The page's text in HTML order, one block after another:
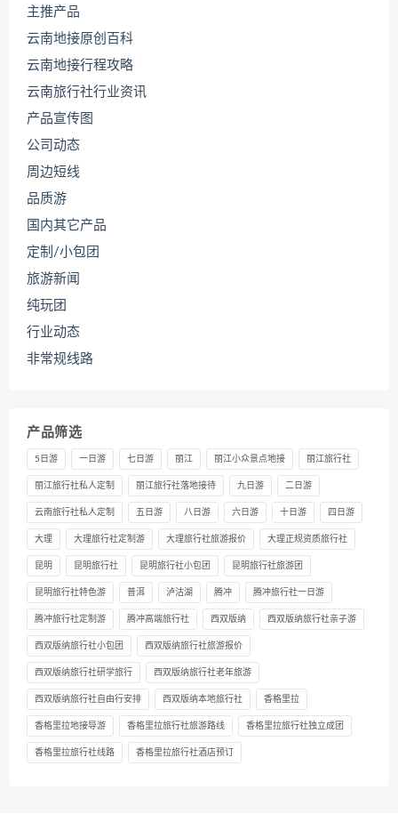
主推产品
云南地接原创百科
云南地接行程攻略
云南旅行社行业资讯
产品宣传图
公司动态
周边短线
品质游
国内其它产品
定制/小包团
旅游新闻
纯玩团
行业动态
非常规线路
产品筛选
5日游 一日游 七日游 丽江 丽江小众景点地接 丽江旅行社
丽江旅行社私人定制 丽江旅行社落地接待 九日游 二日游
云南旅行社私人定制 五日游 八日游 六日游 十日游 四日游
大理 大理旅行社定制游 大理旅行社旅游报价 大理正规资质旅行社
昆明 昆明旅行社 昆明旅行社小包团 昆明旅行社旅游团
昆明旅行社特色游 普洱 泸沽湖 腾冲 腾冲旅行社一日游
腾冲旅行社定制游 腾冲高端旅行社 西双版纳 西双版纳旅行社亲子游
西双版纳旅行社小包团 西双版纳旅行社旅游报价
西双版纳旅行社研学旅行 西双版纳旅行社老年旅游
西双版纳旅行社自由行安排 西双版纳本地旅行社 香格里拉
香格里拉地接导游 香格里拉旅行社旅游路线 香格里拉旅行社独立成团
香格里拉旅行社线路 香格里拉旅行社酒店预订